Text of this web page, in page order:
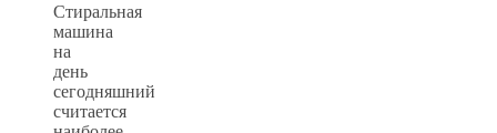
Стиральная
машина
на
день
сегодняшний
считается